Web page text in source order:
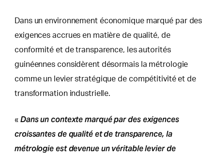
Dans un environnement économique marqué par des
exigences accrues en matière de qualité, de
conformité et de transparence, les autorités
guinéennes considèrent désormais la métrologie
comme un levier stratégique de compétitivité et de
transformation industrielle.
« Dans un contexte marqué par des exigences
croissantes de qualité et de transparence, la
métrologie est devenue un véritable levier de